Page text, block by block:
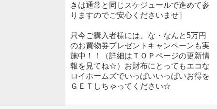
きは通常と同じスケジュールで進めて参
りますのでご安心くださいませ］
只今ご購入者様には、な・なんと5万円
のお買物券プレゼントキャンペーンも実
施中！！（詳細はＴＯＰページの更新情
報を見てね☆）お財布にとってもエコな
ロイホームズでいっぱいいっぱいお得を
ＧＥＴしちゃってください☆